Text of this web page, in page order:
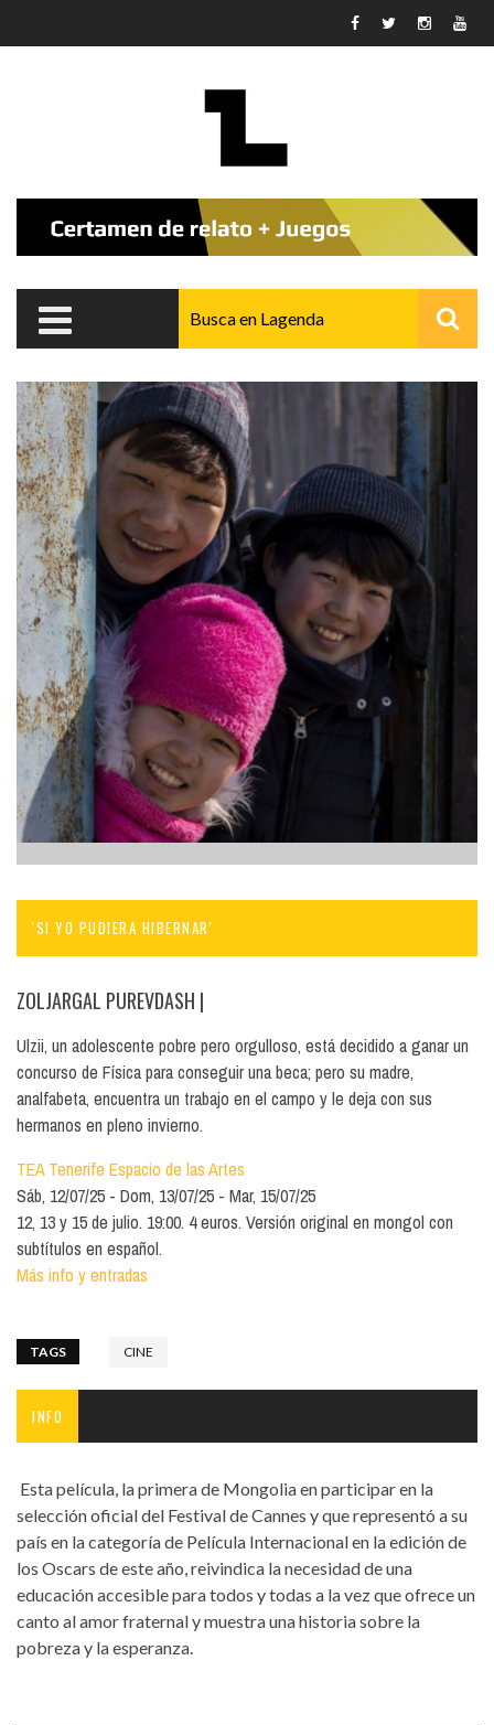
'SI YO PUDIERA HIBERNAR'
ZOLJARGAL PUREVDASH |
Ulzii, un adolescente pobre pero orgulloso, está decidido a ganar un
concurso de Física para conseguir una beca; pero su madre,
analfabeta, encuentra un trabajo en el campo y le deja con sus
hermanos en pleno invierno.
TEA Tenerife Espacio de las Artes
Sáb, 12/07/25
Dom, 13/07/25
Mar, 15/07/25
12, 13 y 15 de julio. 19:00. 4 euros. Versión original en mongol con
subtítulos en español.
Más info y entradas
TAGS CINE
INFO
Esta película, la primera de Mongolia en participar en la
selección oficial del Festival de Cannes y que representó a su
país en la categoría de Película Internacional en la edición de
los Oscars de este año, reivindica la necesidad de una
educación accesible para todos y todas a la vez que ofrece un
canto al amor fraternal y muestra una historia sobre la
pobreza y la esperanza.